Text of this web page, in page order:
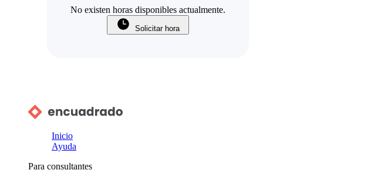
No existen horas disponibles actualmente.
Solicitar hora
Inicio
Ayuda
Para consultantes